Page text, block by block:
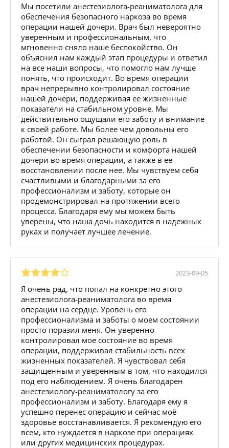
Мы посетили анестезиолога-реаниматолога для
обеспечения безопасного наркоза во время
операции нашей дочери. Врач был невероятно
уверенным и профессиональным, что
мгновенно сняло наше беспокойство. Он
объяснил нам каждый этап процедуры и ответил
на все наши вопросы, что помогло нам лучше
понять, что происходит. Во время операции
врач непрерывно контролировал состояние
нашей дочери, поддерживая ее жизненные
показатели на стабильном уровне. Мы
действительно ощущали его заботу и внимание
к своей работе. Мы более чем довольны его
работой. Он сыграл решающую роль в
обеспечении безопасности и комфорта нашей
дочери во время операции, а также в ее
восстановлении после нее. Мы чувствуем себя
счастливыми и благодарными за его
профессионализм и заботу, которые он
продемонстрировал на протяжении всего
процесса. Благодаря ему мы можем быть
уверены, что наша дочь находится в надежных
руках и получает лучшее лечение.
2023-09-05
Я очень рад, что попал на конкретно этого
анестезиолога-реаниматолога во время
операции на сердце. Уровень его
профессионализма и заботы о моем состоянии
просто поразил меня. Он уверенно
контролировал мое состояние во время
операции, поддерживал стабильность всех
жизненных показателей. Я чувствовал себя
защищенным и уверенным в том, что находился
под его наблюдением. Я очень благодарен
анестезиологу-реаниматологу за его
профессионализм и заботу. Благодаря ему я
успешно перенес операцию и сейчас моё
здоровье восстанавливается. Я рекомендую его
всем, кто нуждается в наркозе при операциях
или других медицинских процедурах.